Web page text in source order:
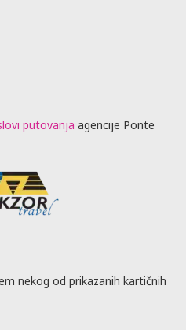
putovanja agencije Ponte
nekog od prikazanih kartičnih